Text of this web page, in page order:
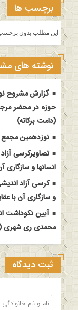
برچسب ها
این مطلب بدون
نوشته های
گزارش مشروح
حوزه در محضر
(دامت برکاته)
نوزدهمین مجمع
تصاویرکرسی
انسانها و سازگاری
کرسی آزاد
و سازگاری آن با
آیین نکوداشت
محمدی ری شهری
ثبت دیدگاه